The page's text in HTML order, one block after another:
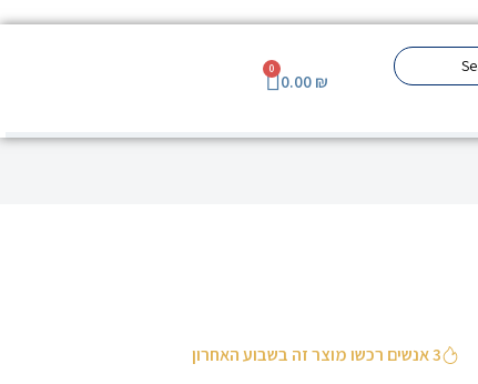
0.00 ₪
0
3 אנשים רכשו מוצר זה בשבוע האחרון